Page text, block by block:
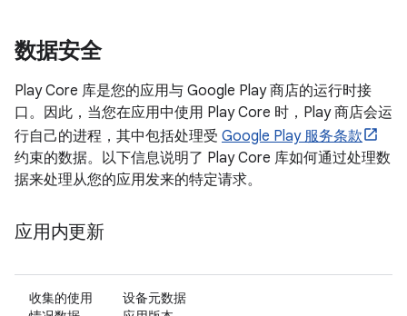
数据安全
Play Core 库是您的应用与 Google Play 商店的运行时接
口。因此，当您在应用中使用 Play Core 时，Play 商店会运
行自己的进程，其中包括处理受 Google Play 服务条款
约束的数据。以下信息说明了 Play Core 库如何通过处理数
据来处理从您的应用发来的特定请求。
应用内更新
收集的使用
设备元数据